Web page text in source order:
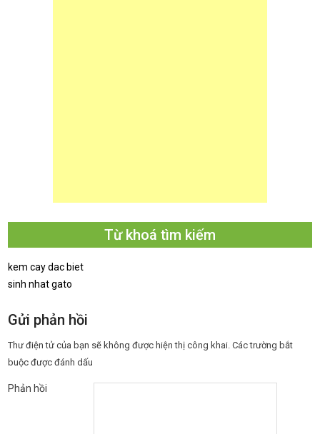
Từ khoá tìm kiếm
kem cay dac biet
sinh nhat gato
Gửi phản hồi
Thư điện tử của bạn sẽ không được hiện thị công khai. Các trường bắt
buộc được đánh dấu
Phản hồi